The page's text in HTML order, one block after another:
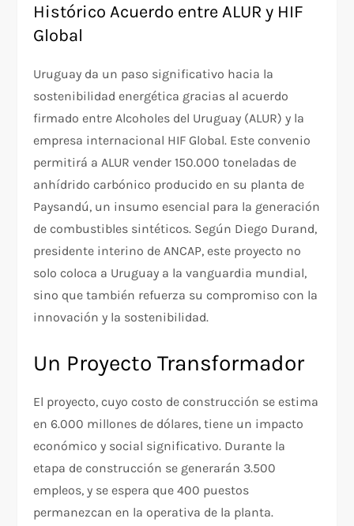
Histórico Acuerdo entre ALUR y HIF
Global
Uruguay da un paso significativo hacia la
sostenibilidad energética gracias al acuerdo
firmado entre Alcoholes del Uruguay (ALUR) y la
empresa internacional HIF Global. Este convenio
permitirá a ALUR vender 150.000 toneladas de
anhídrido carbónico producido en su planta de
Paysandú, un insumo esencial para la generación
de combustibles sintéticos. Según Diego Durand,
presidente interino de ANCAP, este proyecto no
solo coloca a Uruguay a la vanguardia mundial,
sino que también refuerza su compromiso con la
innovación y la sostenibilidad.
Un Proyecto Transformador
El proyecto, cuyo costo de construcción se estima
en 6.000 millones de dólares, tiene un impacto
económico y social significativo. Durante la
etapa de construcción se generarán 3.500
empleos, y se espera que 400 puestos
permanezcan en la operativa de la planta.